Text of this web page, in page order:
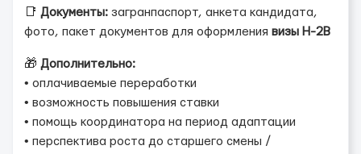
📑 Документы: загранпаспорт, анкета кандидата,
фото, пакет документов для оформления визы H-2B
🎁 Дополнительно:
• оплачиваемые переработки
• возможность повышения ставки
• помощь координатора на период адаптации
• перспектива роста до старшего смены /